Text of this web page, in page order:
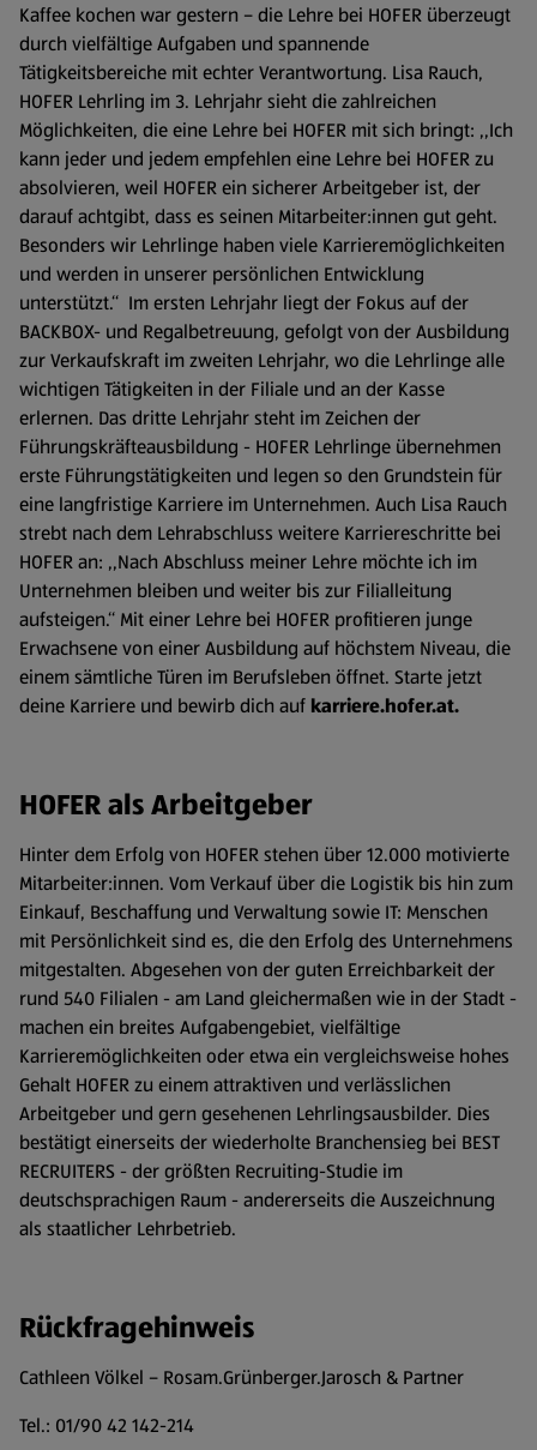
Kaffee kochen war gestern – die Lehre bei HOFER überzeugt
durch vielfältige Aufgaben und spannende
Tätigkeitsbereiche mit echter Verantwortung. Lisa Rauch,
HOFER Lehrling im 3. Lehrjahr sieht die zahlreichen
Möglichkeiten, die eine Lehre bei HOFER mit sich bringt: ,,Ich
kann jeder und jedem empfehlen eine Lehre bei HOFER zu
absolvieren, weil HOFER ein sicherer Arbeitgeber ist, der
darauf achtgibt, dass es seinen Mitarbeiter:innen gut geht.
Besonders wir Lehrlinge haben viele Karrieremöglichkeiten
und werden in unserer persönlichen Entwicklung
unterstützt.‘‘ Im ersten Lehrjahr liegt der Fokus auf der
BACKBOX- und Regalbetreuung, gefolgt von der Ausbildung
zur Verkaufskraft im zweiten Lehrjahr, wo die Lehrlinge alle
wichtigen Tätigkeiten in der Filiale und an der Kasse
erlernen. Das dritte Lehrjahr steht im Zeichen der
Führungskräfteausbildung - HOFER Lehrlinge übernehmen
erste Führungstätigkeiten und legen so den Grundstein für
eine langfristige Karriere im Unternehmen. Auch Lisa Rauch
strebt nach dem Lehrabschluss weitere Karriereschritte bei
HOFER an: ,,Nach Abschluss meiner Lehre möchte ich im
Unternehmen bleiben und weiter bis zur Filialleitung
aufsteigen.‘‘ Mit einer Lehre bei HOFER profitieren junge
Erwachsene von einer Ausbildung auf höchstem Niveau, die
einem sämtliche Türen im Berufsleben öffnet. Starte jetzt
deine Karriere und bewirb dich auf karriere.hofer.at.
HOFER als Arbeitgeber
Hinter dem Erfolg von HOFER stehen über 12.000 motivierte
Mitarbeiter:innen. Vom Verkauf über die Logistik bis hin zum
Einkauf, Beschaffung und Verwaltung sowie IT: Menschen
mit Persönlichkeit sind es, die den Erfolg des Unternehmens
mitgestalten. Abgesehen von der guten Erreichbarkeit der
rund 540 Filialen - am Land gleichermaßen wie in der Stadt -
machen ein breites Aufgabengebiet, vielfältige
Karrieremöglichkeiten oder etwa ein vergleichsweise hohes
Gehalt HOFER zu einem attraktiven und verlässlichen
Arbeitgeber und gern gesehenen Lehrlingsausbilder. Dies
bestätigt einerseits der wiederholte Branchensieg bei BEST
RECRUITERS - der größten Recruiting-Studie im
deutschsprachigen Raum - andererseits die Auszeichnung
als staatlicher Lehrbetrieb.
Rückfragehinweis
Cathleen Völkel – Rosam.Grünberger.Jarosch & Partner
Tel.: 01/90 42 142-214